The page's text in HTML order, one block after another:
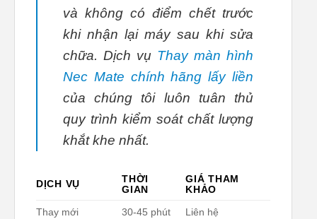
và không có điểm chết trước
khi nhận lại máy sau khi sửa
chữa. Dịch vụ Thay màn hình
Nec Mate chính hãng lấy liền
của chúng tôi luôn tuân thủ
quy trình kiểm soát chất lượng
khắt khe nhất.
DỊCH VỤ
THỜI
GIAN
GIÁ THAM
KHẢO
Thay mới
30-45 phút Liên hệ